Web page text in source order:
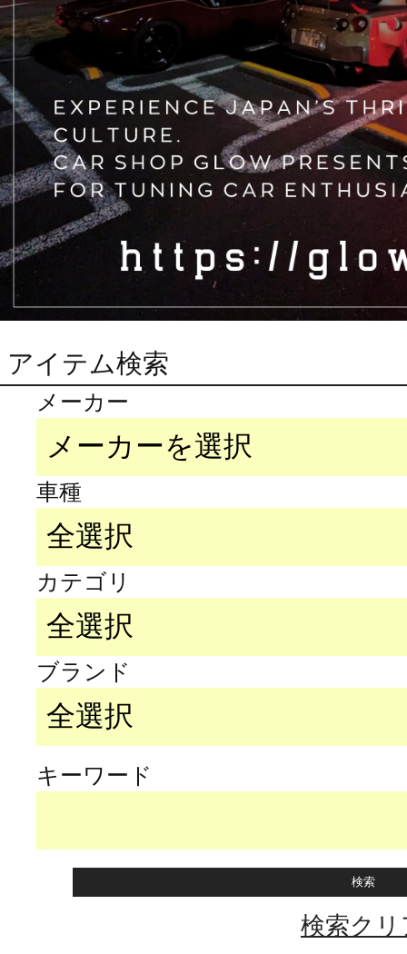
アイテム検索
メーカー
車種
カテゴリ
ブランド
キーワード
検索クリ